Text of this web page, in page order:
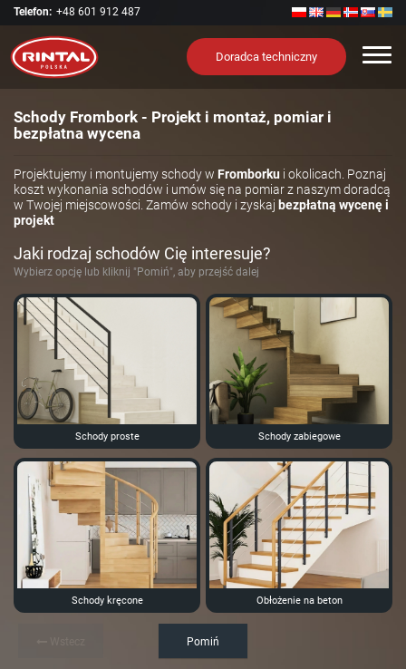
Telefon: +48 601 912 487
Doradca techniczny
Schody Frombork - Projekt i montaż, pomiar i
bezpłatna wycena
Projektujemy i montujemy schody w Fromborku i okolicach. Poznaj
koszt wykonania schodów i umów się na pomiar z naszym doradcą
w Twojej miejscowości. Zamów schody i zyskaj bezpłatną wycenę i
projekt
Jaki rodzaj schodów Cię interesuje?
Wybierz opcję lub kliknij "Pomiń", aby przejść dalej
Schody proste Schody zabiegowe
Schody kręcone Obłożenie na beton
Pomiń